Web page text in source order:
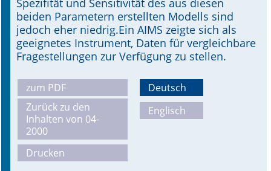
Spezifität und Sensitivität des aus diesen
beiden Parametern erstellten Modells sind
jedoch eher niedrig.Ein AIMS zeigte sich als
geeignetes Instrument, Daten für vergleichbare
Fragestellungen zur Verfügung zu stellen.
zum PDF
Zurück zu den
Inhalten von 04-
2000
Drucken
Deutsch
Englisch